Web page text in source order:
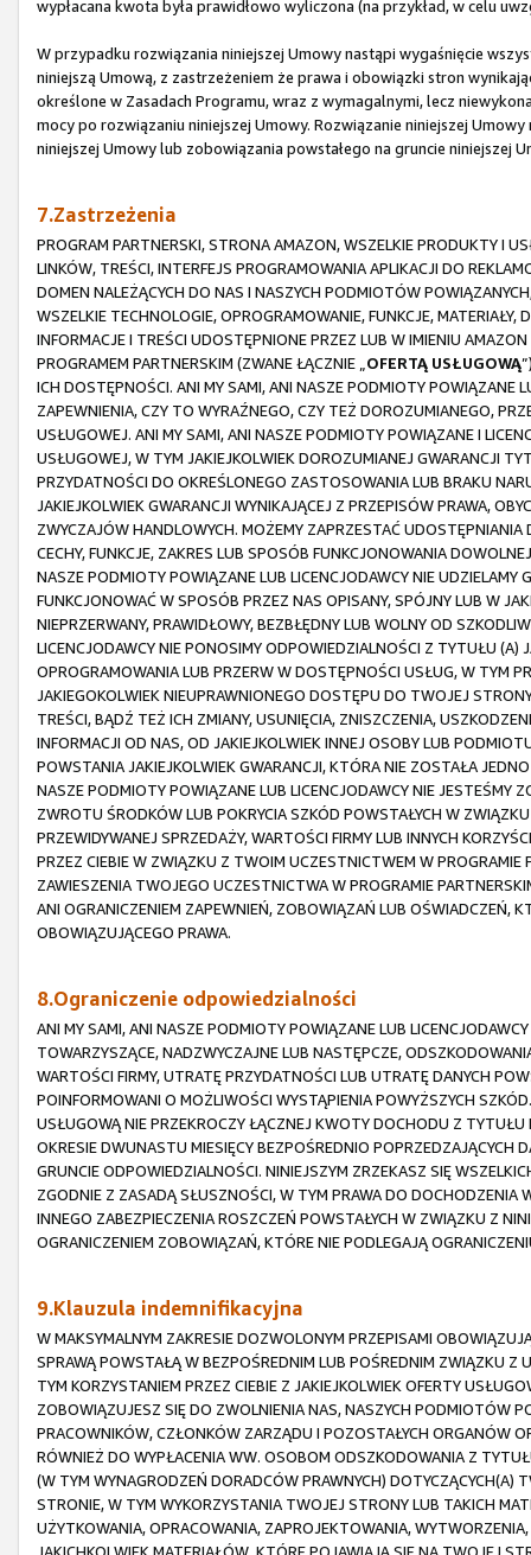
wypłacana kwota była prawidłowo wyliczona (na przykład, w celu
W przypadku rozwiązania niniejszej Umowy nastąpi wygaśnięcie
niniejszą Umową, z zastrzeżeniem że prawa i obowiązki stron
określone w Zasadach Programu, wraz z wymagalnymi, lecz
mocy po rozwiązaniu niniejszej Umowy. Rozwiązanie niniejszej
niniejszej Umowy lub zobowiązania powstałego na gruncie niniejszej
7.Zastrzeżenia
PROGRAM PARTNERSKI, STRONA AMAZON, WSZELKIE PRODUKTY I
LINKÓW, TREŚCI, INTERFEJS PROGRAMOWANIA APLIKACJI DO
DOMEN NALEŻĄCYCH DO NAS I NASZYCH PODMIOTÓW
WSZELKIE TECHNOLOGIE, OPROGRAMOWANIE, FUNKCJE,
INFORMACJE I TREŚCI UDOSTĘPNIONE PRZEZ LUB W IMIENIU
PROGRAMEM PARTNERSKIM (ZWANE ŁĄCZNIE „ OFERTĄ USŁUGOWĄ
ICH DOSTĘPNOŚCI. ANI MY SAMI, ANI NASZE PODMIOTY POWIĄZANE
ZAPEWNIENIA, CZY TO WYRAŹNEGO, CZY TEŻ DOROZUMIANEGO,
USŁUGOWEJ. ANI MY SAMI, ANI NASZE PODMIOTY POWIĄZANE I
USŁUGOWEJ, W TYM JAKIEJKOLWIEK DOROZUMIANEJ GWARANCJI
PRZYDATNOŚCI DO OKREŚLONEGO ZASTOSOWANIA LUB BRAKU
JAKIEJKOLWIEK GWARANCJI WYNIKAJĄCEJ Z PRZEPISÓW PRAWA,
ZWYCZAJÓW HANDLOWYCH. MOŻEMY ZAPRZESTAĆ
CECHY, FUNKCJE, ZAKRES LUB SPOSÓB FUNKCJONOWANIA
NASZE PODMIOTY POWIĄZANE LUB LICENCJODAWCY NIE
FUNKCJONOWAĆ W SPOSÓB PRZEZ NAS OPISANY, SPÓJNY LUB W
NIEPRZERWANY, PRAWIDŁOWY, BEZBŁĘDNY LUB WOLNY OD
LICENCJODAWCY NIE PONOSIMY ODPOWIEDZIALNOŚCI Z TYTUŁU
OPROGRAMOWANIA LUB PRZERW W DOSTĘPNOŚCI USŁUG, W TYM
JAKIEGOKOLWIEK NIEUPRAWNIONEGO DOSTĘPU DO TWOJEJ
TREŚCI, BĄDŹ TEŻ ICH ZMIANY, USUNIĘCIA, ZNISZCZENIA,
INFORMACJI OD NAS, OD JAKIEJKOLWIEK INNEJ OSOBY LUB
POWSTANIA JAKIEJKOLWIEK GWARANCJI, KTÓRA NIE ZOSTAŁA
NASZE PODMIOTY POWIĄZANE LUB LICENCJODAWCY NIE
ZWROTU ŚRODKÓW LUB POKRYCIA SZKÓD POWSTAŁYCH W
PRZEWIDYWANEJ SPRZEDAŻY, WARTOŚCI FIRMY LUB INNYCH
PRZEZ CIEBIE W ZWIĄZKU Z TWOIM UCZESTNICTWEM W
ZAWIESZENIA TWOJEGO UCZESTNICTWA W PROGRAMIE
ANI OGRANICZENIEM ZAPEWNIEŃ, ZOBOWIĄZAŃ LUB OŚWIADCZEŃ,
OBOWIĄZUJĄCEGO PRAWA.
8.Ograniczenie odpowiedzialności
ANI MY SAMI, ANI NASZE PODMIOTY POWIĄZANE LUB
TOWARZYSZĄCE, NADZWYCZAJNE LUB NASTĘPCZE,
WARTOŚCI FIRMY, UTRATĘ PRZYDATNOŚCI LUB UTRATĘ DANYCH
POINFORMOWANI O MOŻLIWOŚCI WYSTĄPIENIA POWYŻSZYCH
USŁUGOWĄ NIE PRZEKROCZY ŁĄCZNEJ KWOTY DOCHODU Z
OKRESIE DWUNASTU MIESIĘCY BEZPOŚREDNIO
GRUNCIE ODPOWIEDZIALNOŚCI. NINIEJSZYM ZRZEKASZ SIĘ
ZGODNIE Z ZASADĄ SŁUSZNOŚCI, W TYM PRAWA DO
INNEGO ZABEZPIECZENIA ROSZCZEŃ POWSTAŁYCH W ZWIĄZKU Z
OGRANICZENIEM ZOBOWIĄZAŃ, KTÓRE NIE PODLEGAJĄ
9.Klauzula indemnifikacyjna
W MAKSYMALNYM ZAKRESIE DOZWOLONYM PRZEPISAMI
SPRAWĄ POWSTAŁĄ W BEZPOŚREDNIM LUB POŚREDNIM ZWIĄZKU
TYM KORZYSTANIEM PRZEZ CIEBIE Z JAKIEJKOLWIEK OFERTY
ZOBOWIĄZUJESZ SIĘ DO ZWOLNIENIA NAS, NASZYCH PODMIOTÓW
PRACOWNIKÓW, CZŁONKÓW ZARZĄDU I POZOSTAŁYCH ORGANÓW
RÓWNIEŻ DO WYPŁACENIA WW. OSOBOM ODSZKODOWANIA Z
(W TYM WYNAGRODZEŃ DORADCÓW PRAWNYCH) DOTYCZĄCYCH(A)
STRONIE, W TYM WYKORZYSTANIA TWOJEJ STRONY LUB TAKICH
UŻYTKOWANIA, OPRACOWANIA, ZAPROJEKTOWANIA,